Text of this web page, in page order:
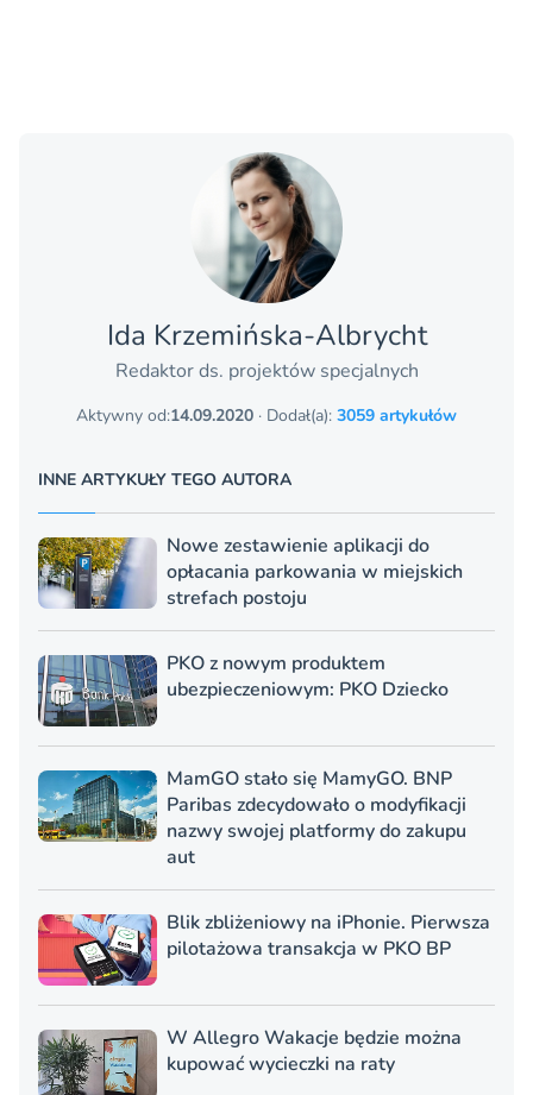
Ida Krzemińska-Albrycht
Redaktor ds. projektów specjalnych
Aktywny od:14.09.2020 · Dodał(a): 3059 artykułów
INNE ARTYKUŁY TEGO AUTORA
Nowe zestawienie aplikacji do
opłacania parkowania w miejskich
strefach postoju
PKO z nowym produktem
ubezpieczeniowym: PKO Dziecko
MamGO stało się MamyGO. BNP
Paribas zdecydowało o modyfikacji
nazwy swojej platformy do zakupu
aut
Blik zbliżeniowy na iPhonie. Pierwsza
pilotażowa transakcja w PKO BP
W Allegro Wakacje będzie można
kupować wycieczki na raty